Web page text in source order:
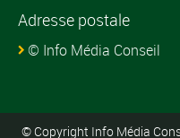
Adresse postale
© Info Média Conseil
© Copyright Info Média